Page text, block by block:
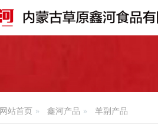
网站首页 鑫河产品 羊副产品